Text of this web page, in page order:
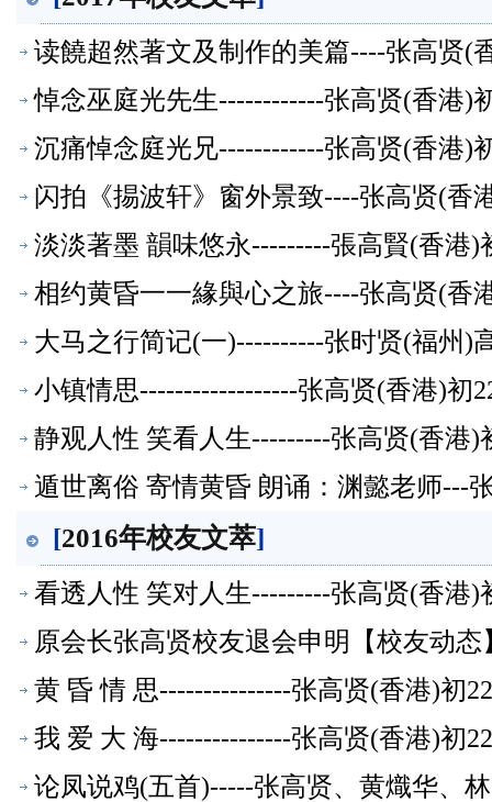
读饒超然著文及制作的美篇----张高贤(
悼念巫庭光先生------------张高贤(香港)
沉痛悼念庭光兄------------张高贤(香港)
闪拍《掦波轩》窗外景致----张高贤(香
淡淡著墨 韻味悠永---------張高賢(香港)
相约黄昏一一緣與心之旅----张高贤(香
大马之行简记(一)----------张时贤(福州)
小镇情思------------------张高贤(香港)初
静观人性 笑看人生---------张高贤(香港)
遁世离俗 寄情黄昏 朗诵：渊懿老师---
[2016年校友文萃]
看透人性 笑对人生---------张高贤(香港)
原会长张高贤校友退会申明【校友动态
黄 昏 情 思---------------张高贤(香港)初
我 爱 大 海---------------张高贤(香港)初
论凤说鸡(五首)-----张高贤、黄熾华、